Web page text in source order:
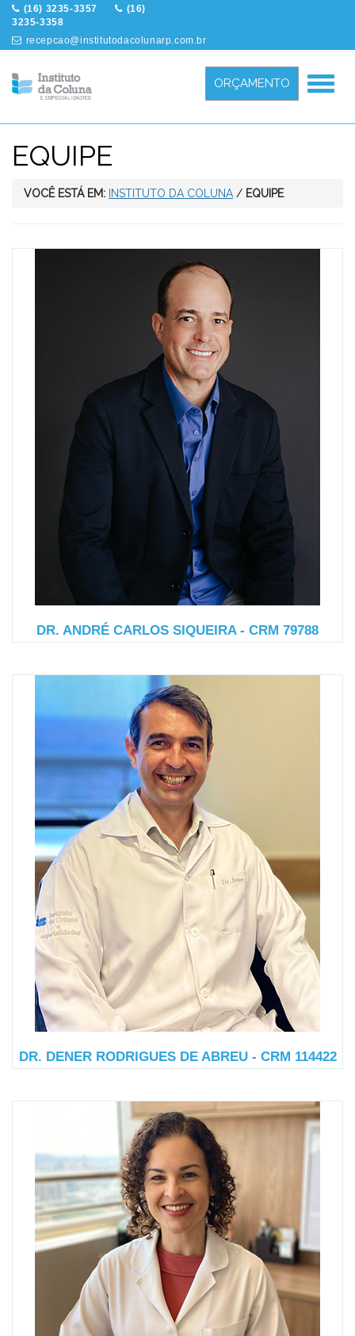
(16) 3235-3357
(16)
3235-3358
recepcao@institutodacolunarp.com.br
Menu
ORÇAMENTO
EQUIPE
VOCÊ ESTÁ EM: INSTITUTO DA COLUNA / EQUIPE
DR. ANDRÉ CARLOS SIQUEIRA - CRM 79788
DR. DENER RODRIGUES DE ABREU - CRM 114422